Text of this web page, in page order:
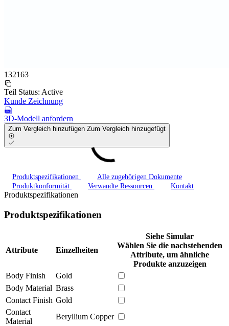
132163
Teil Status: Active
Kunde Zeichnung
3D-Modell anfordern
Zum Vergleich hinzufügen Zum Vergleich hinzugefügt
Produktspezifikationen
Alle zugehörigen Dokumente
Produktkonformität
Verwandte Ressourcen Kontakt
Produktspezifikationen
Produktspezifikationen
Attribute Einzelheiten
Siehe Simular
Wählen Sie die nachstehenden
Attribute, um ähnliche
Produkte anzuzeigen
Body Finish
Gold
Body Material Brass
Contact Finish Gold
Contact
Material
Beryllium Copper